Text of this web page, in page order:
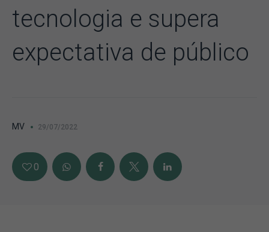
tecnologia e supera
expectativa de público
MV 29/07/2022
0